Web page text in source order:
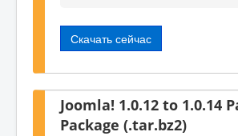
Скачать сейчас
Joomla! 1.0.12 to 1.0.14
Package (.tar.bz2)